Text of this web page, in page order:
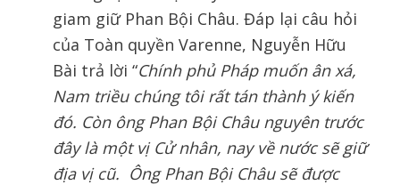
giam giữ Phan Bội Châu. Đáp lại câu hỏi
của Toàn quyền Varenne, Nguyễn Hữu
Bài trả lời “Chính phủ Pháp muốn ân xá,
Nam triều chúng tôi rất tán thành ý kiến
đó. Còn ông Phan Bội Châu nguyên trước
đây là một vị Cử nhân, nay về nước sẽ giữ
địa vị cũ. Ông Phan Bội Châu sẽ được